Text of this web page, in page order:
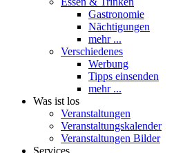
Gastronomie
Nächtigungen
mehr ...
Verschiedenes
Werbung
Tipps einsenden
mehr ...
Was ist los
Veranstaltungen
Veranstaltungskalender
Veranstaltungen Bilder
Services